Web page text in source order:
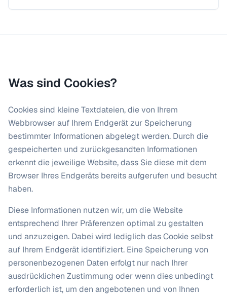
Was sind Cookies?
Cookies sind kleine Textdateien, die von Ihrem
Webbrowser auf Ihrem Endgerät zur Speicherung
bestimmter Informationen abgelegt werden. Durch die
gespeicherten und zurückgesandten Informationen
erkennt die jeweilige Website, dass Sie diese mit dem
Browser Ihres Endgeräts bereits aufgerufen und besucht
haben.
Diese Informationen nutzen wir, um die Website
entsprechend Ihrer Präferenzen optimal zu gestalten
und anzuzeigen. Dabei wird lediglich das Cookie selbst
auf Ihrem Endgerät identifiziert. Eine Speicherung von
personenbezogenen Daten erfolgt nur nach Ihrer
ausdrücklichen Zustimmung oder wenn dies unbedingt
erforderlich ist, um den angebotenen und von Ihnen